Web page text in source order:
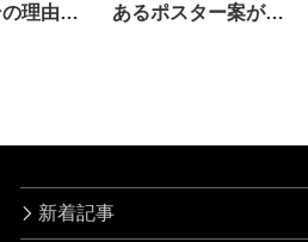
理由
あるポスター案が話
新着記事